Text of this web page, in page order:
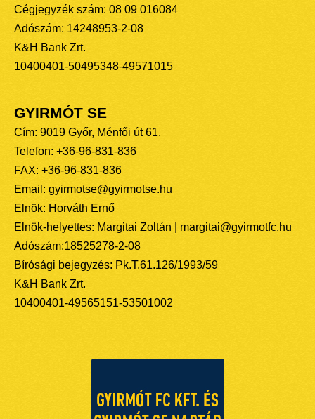
Cégjegyzék szám: 08 09 016084
Adószám: 14248953-2-08
K&H Bank Zrt.
10400401-50495348-49571015
GYIRMÓT SE
Cím: 9019 Győr, Ménfői út 61.
Telefon: +36-96-831-836
FAX: +36-96-831-836
Email: gyirmotse@gyirmotse.hu
Elnök: Horváth Ernő
Elnök-helyettes: Margitai Zoltán | margitai@gyirmotfc.hu
Adószám:18525278-2-08
Bírósági bejegyzés: Pk.T.61.126/1993/59
K&H Bank Zrt.
10400401-49565151-53501002